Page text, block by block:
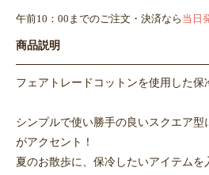
午前10：00までのご注文・決済なら 当日
商品説明
フェアトレードコットンを使用した保
シンプルで使い勝手の良いスクエア
がアクセント！
夏のお散歩に、保冷したいアイテムを